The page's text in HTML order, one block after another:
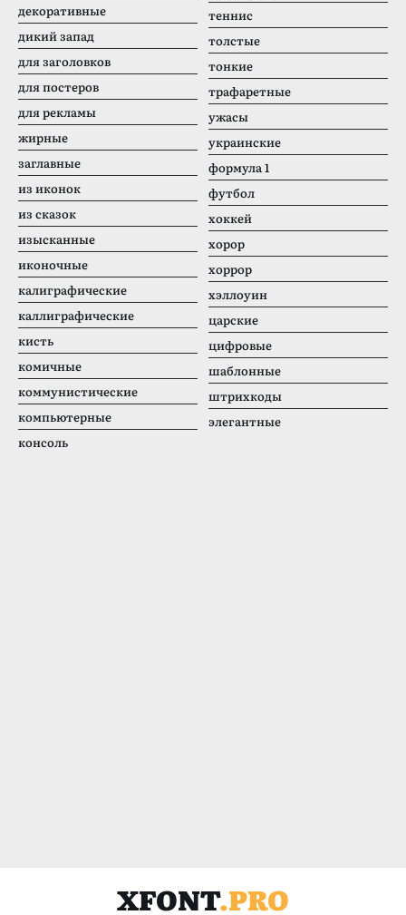
декоративные
дикий запад
для заголовков
для постеров
для рекламы
жирные
заглавные
из иконок
из сказок
изысканные
иконочные
калиграфические
каллиграфические
кисть
комичные
коммунистические
компьютерные
консоль
теннис
толстые
тонкие
трафаретные
ужасы
украинские
формула 1
футбол
хоккей
хорор
хоррор
хэллоуин
царские
цифровые
шаблонные
штрихкоды
элегантные
XFONT.PRO